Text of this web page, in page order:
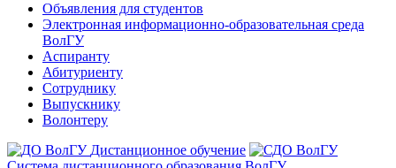
Объявления для студентов
Электронная информационно-образовательная среда
ВолГУ
Аспиранту
Абитуриенту
Сотруднику
Выпускнику
Волонтеру
Дистанционное обучение